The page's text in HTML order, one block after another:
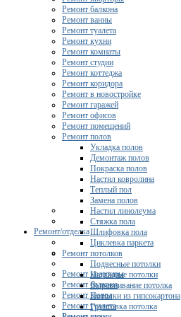
Ремонт/отделка
Ремонт квартиры
Ремонт балкона
Ремонт ванны
Ремонт туалета
Ремонт балкона
Ремонт ванны
Ремонт туалета
Ремонт кухни
Ремонт комнаты
Ремонт студии
Ремонт коттеджа
Ремонт коридора
Ремонт в новостройке
Ремонт гаражей
Ремонт офисов
Ремонт помещений
Ремонт полов
Укладка полов
Демонтаж полов
Покраска полов
Настил ковролина
Теплый пол
Замена полов
Настил линолеума
Стяжка пола
Шлифовка пола
Циклевка паркета
Ремонт потолков
Подвесные потолки
Натяжные потолки
Выравнивание потолка
Потолки из гипсокартона
Грунтовка потолка